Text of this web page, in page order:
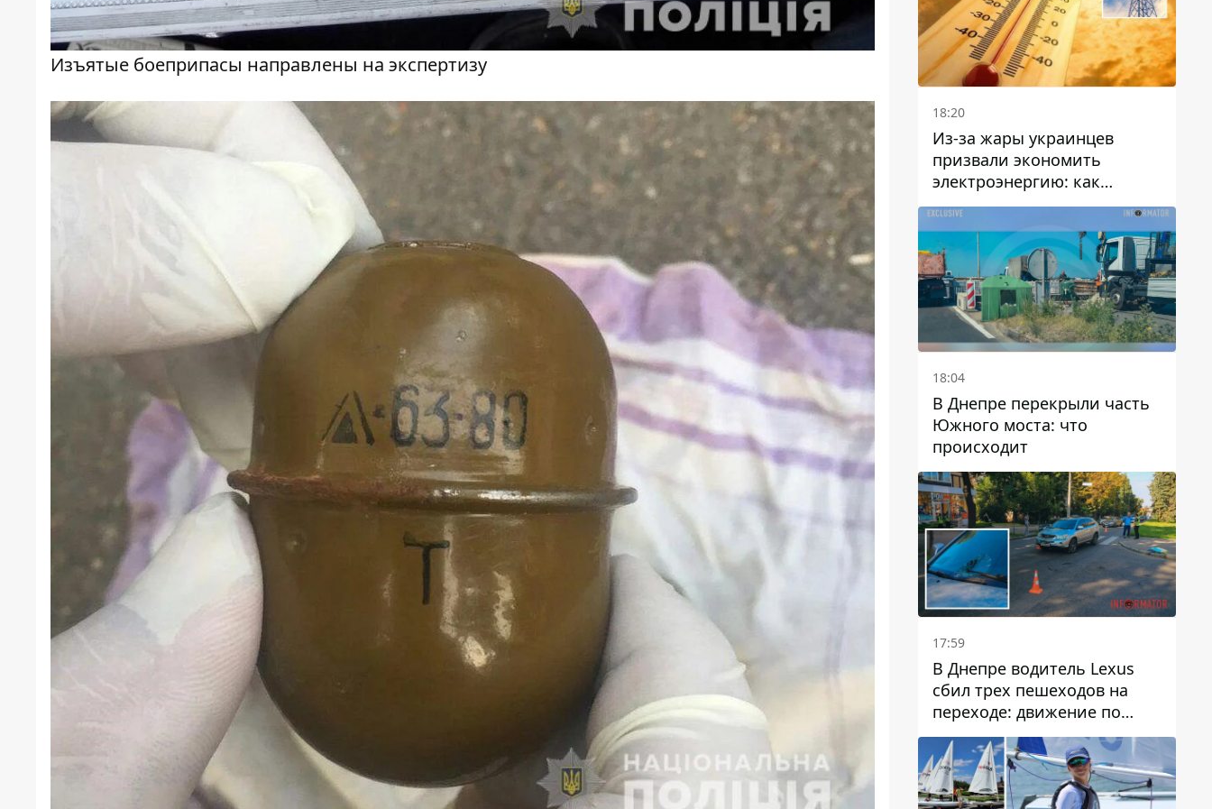
Изъятые боеприпасы направлены на экспертизу
18:20
Из-за жары украинцев
призвали экономить
электроэнергию: как
избежать перегрузки сетей
18:04
В Днепре перекрыли часть
Южного моста: что
происходит
17:59
В Днепре водитель Lexus
сбил трех пешеходов на
переходе: движение по
проспекту Науки
затруднено